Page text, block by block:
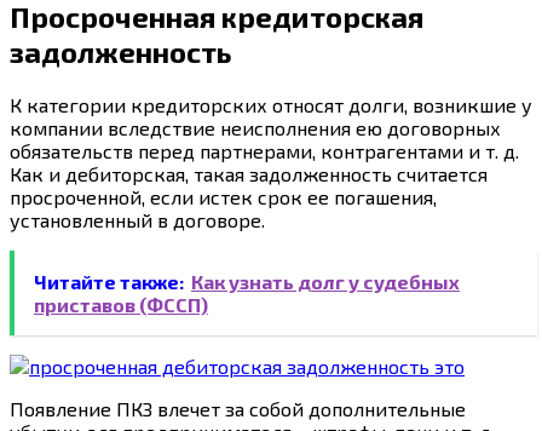
Просроченная кредиторская
задолженность
К категории кредиторских относят долги, возникшие у
компании вследствие неисполнения ею договорных
обязательств перед партнерами, контрагентами и т. д.
Как и дебиторская, такая задолженность считается
просроченной, если истек срок ее погашения,
установленный в договоре.
Читайте также: Как узнать долг у судебных
приставов (ФССП)
Появление ПКЗ влечет за собой дополнительные